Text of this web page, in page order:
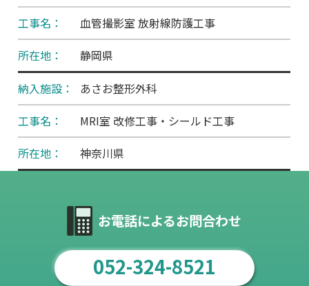
血管撮影室 放射線防護工事
静岡県
あさお整形外科
MRI室 改修工事・シールド工事
神奈川県
お電話によるお問合わせ
052-324-8521